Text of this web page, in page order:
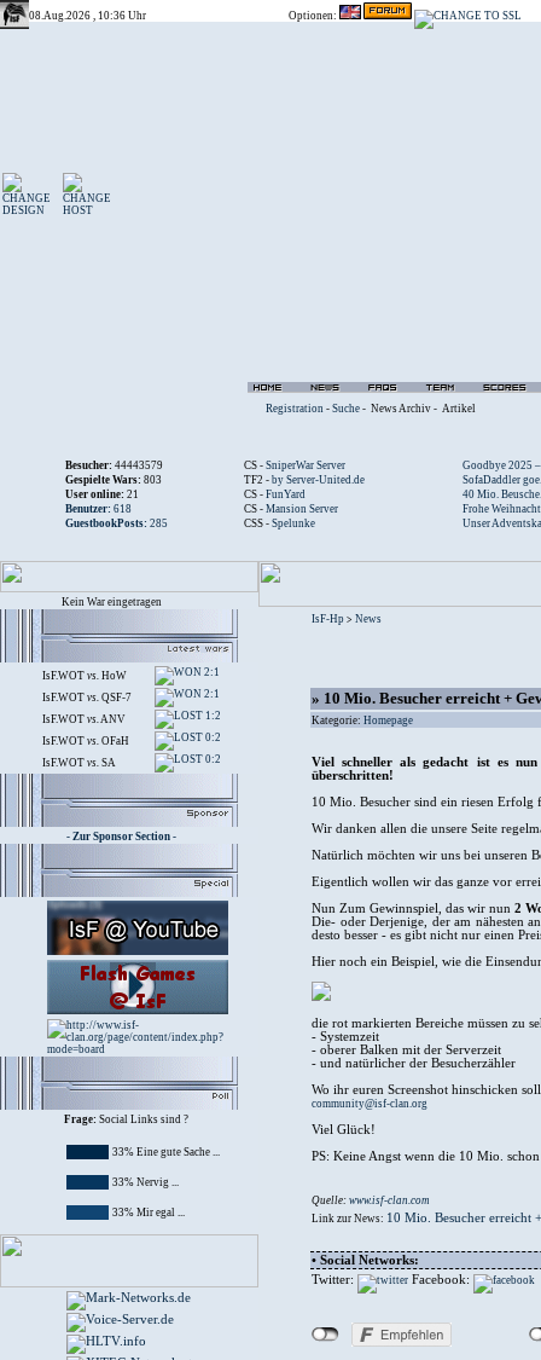
08.Aug.2026 , 10:36 Uhr Optionen:
Registration - Suche - News Archiv - Artikel
Besucher: 44443579 CS - SniperWar Server
Goodbye 2025 –
Gespielte Wars: 803 TF2 - by Server-United.de
SofaDaddler
User online: 21 CS - FunYard
40 Mio.
Benutzer: 618 CS - Mansion Server
Frohe
GuestbookPosts: 285 CSS - Spelunke Unser
Kein War eingetragen
IsF.WOT vs. HoW 2:1
IsF.WOT vs. QSF-7 2:1
IsF.WOT vs.ANV 1:2
IsF.WOT vs. OFaH 0:2
IsF.WOT vs. SA 0:2
- Zur Sponsor Section -
Frage: Social Links sind ?
33% Eine gute Sache ...
33% Nervig ...
33% Mir egal ...
IsF-Hp > News
» 10 Mio. Besucher erreicht +
Kategorie: Homepage
Viel schneller als gedacht ist es
überschritten!
10 Mio. Besucher sind ein riesen Erfolg
Wir danken allen die unsere Seite
Natürlich möchten wir uns bei unseren
Eigentlich wollen wir das ganze vor
Nun Zum Gewinnspiel, das wir nun 2
Die- oder Derjenige, der am nähesten
desto besser - es gibt nicht nur einen
Hier noch ein Beispiel, wie die
die rot markierten Bereiche müssen zu
- Systemzeit
- oberer Balken mit der Serverzeit
- und natürlicher der Besucherzähler
Wo ihr euren Screenshot hinschicken
community@isf-clan.org
Viel Glück!
PS: Keine Angst wenn die 10 Mio.
Quelle: www.isf-clan.com
Link zur News: 10 Mio. Besucher erreicht
• Social Networks:
Twitter:
Facebook: